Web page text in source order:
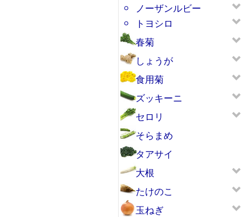
ノーザンルビー
トヨシロ
春菊
しょうが
食用菊
ズッキーニ
セロリ
そらまめ
タアサイ
大根
たけのこ
玉ねぎ